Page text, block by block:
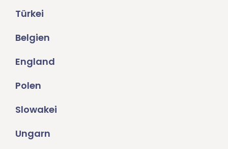
Türkei
Belgien
England
Polen
Slowakei
Ungarn